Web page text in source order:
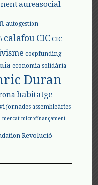
aureasocial
autogestión
calafouCIC CIC
coopfunding
economia solidària
Duran
habitatge
jornades assembleàries
mercat microfinançament
Revolució